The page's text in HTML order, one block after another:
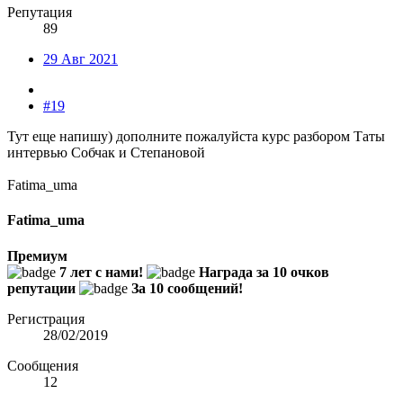
Репутация
89
29 Авг 2021
#19
Тут еще напишу) дополните пожалуйста курс разбором Таты
интервью Собчак и Степановой
Fatima_uma
Fatima_uma
Премиум
7 лет с нами!
Награда за 10 очков
репутации
За 10 сообщений!
Регистрация
28/02/2019
Сообщения
12